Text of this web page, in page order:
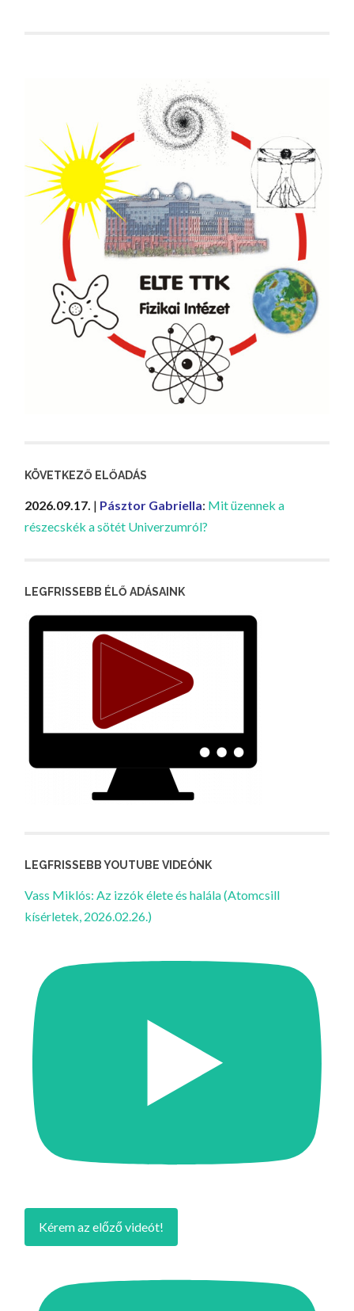
KÖVETKEZŐ ELŐADÁS
2026.09.17. | Pásztor Gabriella: Mit üzennek a
részecskék a sötét Univerzumról?
LEGFRISSEBB ÉLŐ ADÁSAINK
LEGFRISSEBB YOUTUBE VIDEÓNK
Vass Miklós: Az izzók élete és halála (Atomcsill
kísérletek, 2026.02.26.)
Kérem az előző videót!